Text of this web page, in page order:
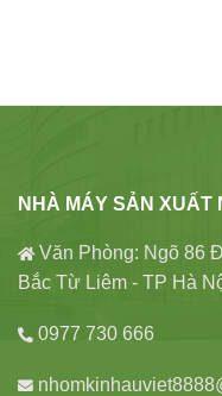
NHÀ MÁY SẢN XUẤT
Văn Phòng: Ngõ 86
Bắc Từ Liêm - TP Hà
0977 730 666